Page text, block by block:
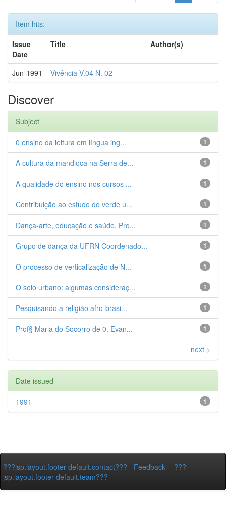
Item hits:
Issue
Date
Title Author(s)
Jun-1991 Vivência V.04 N. 02 -
Discover
Subject
1
0 ensino da leitura em língua ing...
1
A cultura da mandioca na Serra de...
1
A qualidade do ensino nos cursos ...
1
Contribuição ao estudo do verde u...
1
Dança-arte, educação e saúde. Pro...
1
Grupo de dança da UFRN Coordenado...
1
O processo de verticalização de N...
1
O solo urbano: algumas consideraç...
1
Pesquisando a religião afro-brasi...
1
Prof§ Maria do Socorro de 0. Evan...
next >
Date issued
1
1991
???jsp.layout.footer-default.contact??? - Feedback - ???
jsp.layout.footer-default.team???